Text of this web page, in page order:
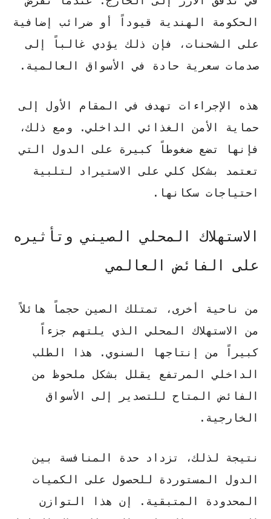
الحكومة الهندية قيوداً أو ضرائب إضافية
على الشحنات، فإن ذلك يؤدي غالباً إلى
صدمات سعرية حادة في الأسواق العالمية.
هذه الإجراءات تهدف في المقام الأول إلى
حماية الأمن الغذائي الداخلي. ومع ذلك،
فإنها تضع ضغوطاً كبيرة على الدول التي
تعتمد بشكل كلي على الاستيراد لتلبية
احتياجات سكانها.
الاستهلاك المحلي الصيني وتأثيره
على الفائض العالمي
من ناحية أخرى، تمتلك الصين حجماً هائلاً
من الاستهلاك المحلي الذي يلتهم جزءاً
كبيراً من إنتاجها السنوي. هذا الطلب
الداخلي المرتفع يقلل بشكل ملحوظ من
الفائض المتاح للتصدير إلى الأسواق
الخارجية.
نتيجة لذلك، تزداد حدة المنافسة بين
الدول المستوردة للحصول على الكميات
المحدودة المتبقية. إن هذا التوازن